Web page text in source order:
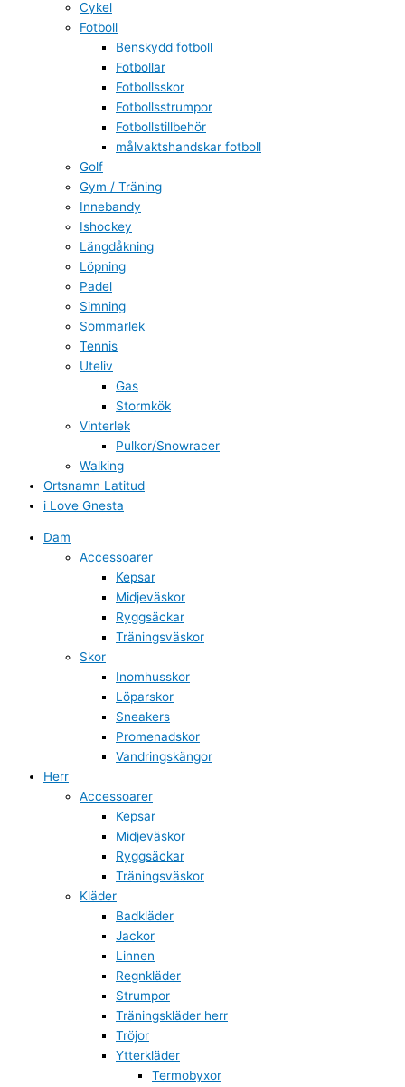
Cykel
Fotboll
Benskydd fotboll
Fotbollar
Fotbollsskor
Fotbollsstrumpor
Fotbollstillbehör
målvaktshandskar fotboll
Golf
Gym / Träning
Innebandy
Ishockey
Längdåkning
Löpning
Padel
Simning
Sommarlek
Tennis
Uteliv
Gas
Stormkök
Vinterlek
Pulkor/Snowracer
Walking
Ortsnamn Latitud
i Love Gnesta
Dam
Accessoarer
Kepsar
Midjeväskor
Ryggsäckar
Träningsväskor
Skor
Inomhusskor
Löparskor
Sneakers
Promenadskor
Vandringskängor
Herr
Accessoarer
Kepsar
Midjeväskor
Ryggsäckar
Träningsväskor
Kläder
Badkläder
Jackor
Linnen
Regnkläder
Strumpor
Träningskläder herr
Tröjor
Ytterkläder
Termobyxor